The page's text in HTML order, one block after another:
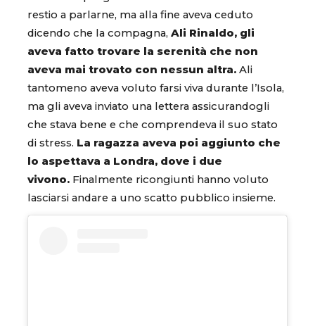
restio a parlarne, ma alla fine aveva ceduto
dicendo che la compagna, Ali Rinaldo, gli
aveva fatto trovare la serenità che non
aveva mai trovato con nessun altra. Ali
tantomeno aveva voluto farsi viva durante l’Isola,
ma gli aveva inviato una lettera assicurandogli
che stava bene e che comprendeva il suo stato
di stress. La ragazza aveva poi aggiunto che
lo aspettava a Londra, dove i due
vivono. Finalmente ricongiunti hanno voluto
lasciarsi andare a uno scatto pubblico insieme.